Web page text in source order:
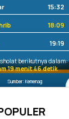
15:32
18:09
19:19
berikutnya dalam:
19 menit 45 detik
Sumber: Kemenag